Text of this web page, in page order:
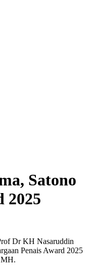
Satono
2025